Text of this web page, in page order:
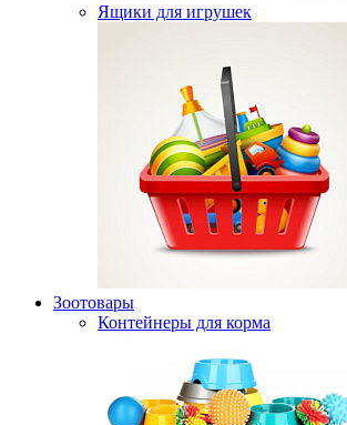
Ящики для игрушек
Зоотовары
Контейнеры для корма